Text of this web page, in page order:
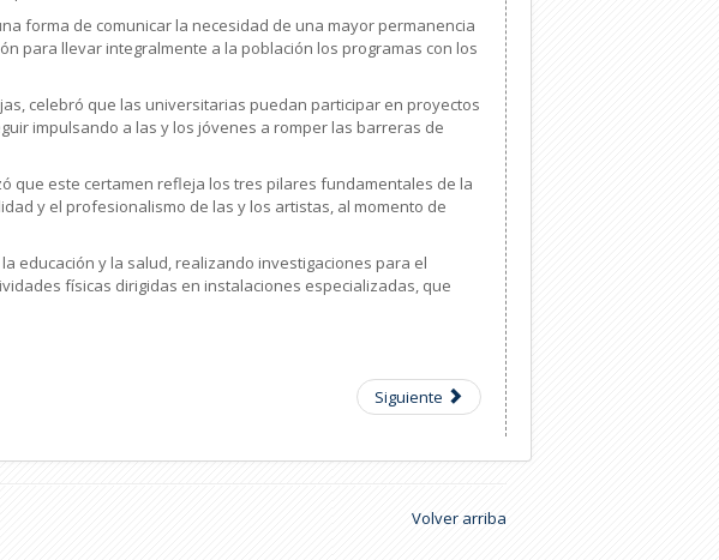
forma de comunicar la necesidad de una mayor permanencia
para llevar integralmente a la población los programas con los
celebró que las universitarias puedan participar en proyectos
impulsando a las y los jóvenes a romper las barreras de
que este certamen refleja los tres pilares fundamentales de la
y el profesionalismo de las y los artistas, al momento de
educación y la salud, realizando investigaciones para el
físicas dirigidas en instalaciones especializadas, que
Siguiente
Volver arriba